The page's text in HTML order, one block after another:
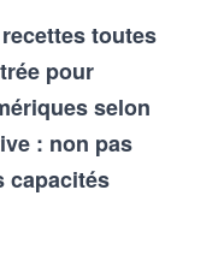
toutes
pour
selon
: non pas
capacités